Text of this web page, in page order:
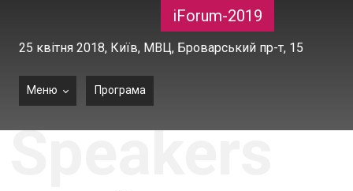
iForum-2019
25 квітня 2018, Київ, МВЦ, Броварський пр-т, 15
Меню Програма
Speakers